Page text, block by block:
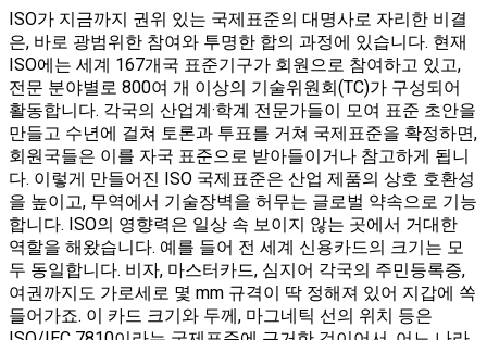
ISO가 지금까지 권위 있는 국제표준의 대명사로 자리한 비결
은, 바로 광범위한 참여와 투명한 합의 과정에 있습니다. 현재
ISO에는 세계 167개국 표준기구가 회원으로 참여하고 있고,
전문 분야별로 800여 개 이상의 기술위원회(TC)가 구성되어
활동합니다​. 각국의 산업계·학계 전문가들이 모여 표준 초안을
만들고 수년에 걸쳐 토론과 투표를 거쳐 국제표준을 확정하면,
회원국들은 이를 자국 표준으로 받아들이거나 참고하게 됩니
다. 이렇게 만들어진 ISO 국제표준은 산업 제품의 상호 호환성
을 높이고, 무역에서 기술장벽을 허무는 글로벌 약속으로 기능
합니다. ISO의 영향력은 일상 속 보이지 않는 곳에서 거대한
역할을 해왔습니다. 예를 들어 전 세계 신용카드의 크기는 모
두 동일합니다. 비자, 마스터카드, 심지어 각국의 주민등록증,
여권까지도 가로세로 몇 mm 규격이 딱 정해져 있어 지갑에 쏙
들어가죠. 이 카드 크기와 두께, 마그네틱 선의 위치 등은